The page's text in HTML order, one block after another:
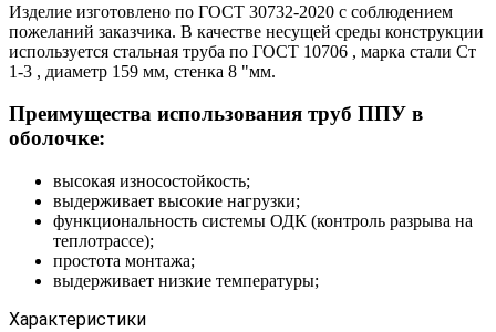
Изделие изготовлено по ГОСТ 30732-2020 с соблюдением
пожеланий заказчика. В качестве несущей среды конструкции
используется стальная труба по ГОСТ 10706 , марка стали Ст
1-3 , диаметр 159 мм, стенка 8 "мм.
Преимущества использования труб ППУ в
оболочке:
высокая износостойкость;
выдерживает высокие нагрузки;
функциональность системы ОДК (контроль разрыва на
теплотрассе);
простота монтажа;
выдерживает низкие температуры;
Характеристики